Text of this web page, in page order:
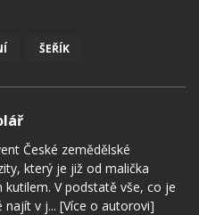
ŠEŘÍK
České zemědělské
který je již od malička
kutilem. V podstatě vše, co je
najít v j... [Více o autorovi]